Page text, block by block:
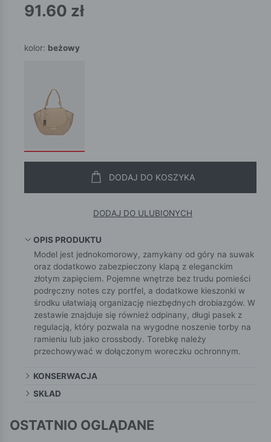
91.60 zł
kolor: beżowy
DODAJ DO KOSZYKA
DODAJ DO ULUBIONYCH
OPIS PRODUKTU
Model jest jednokomorowy, zamykany od góry na suwak
oraz dodatkowo zabezpieczony klapą z eleganckim
złotym zapięciem. Pojemne wnętrze bez trudu pomieści
podręczny notes czy portfel, a dodatkowe kieszonki w
środku ułatwiają organizację niezbędnych drobiazgów. W
zestawie znajduje się również odpinany, długi pasek z
regulacją, który pozwala na wygodne noszenie torby na
ramieniu lub jako crossbody. Torebkę należy
przechowywać w dołączonym woreczku ochronnym.
KONSERWACJA
SKŁAD
OSTATNIO OGLĄDANE